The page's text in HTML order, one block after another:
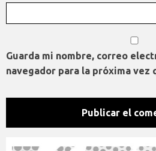
Guarda mi nombre, correo
navegador para la próxima vez